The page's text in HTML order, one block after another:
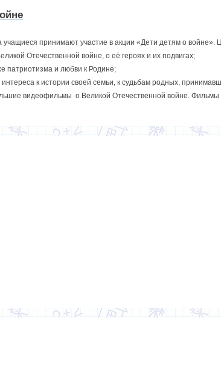
учащиеся принимают участие в акции «Дети детям о войне».
Отечественной войне, о её героях и их подвигах;
патриотизма и любви к Родине;
к истории своей семьи, к судьбам родных,
видеофильмы о Великой Отечественной войне.